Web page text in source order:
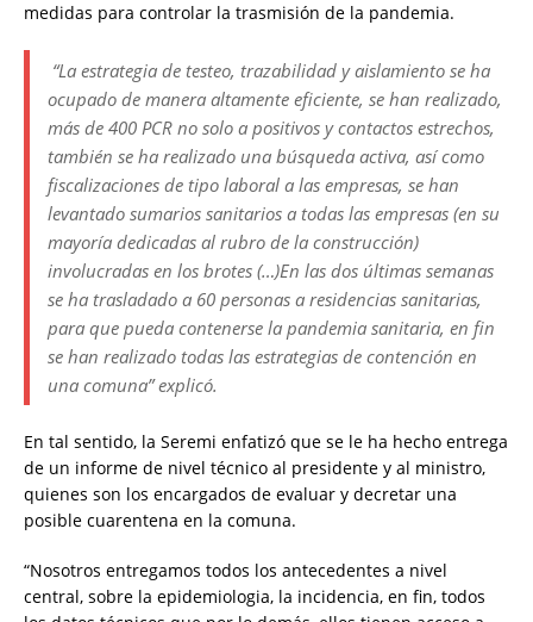
medidas para controlar la trasmisión de la pandemia.
“La estrategia de testeo, trazabilidad y aislamiento se ha
ocupado de manera altamente eficiente, se han realizado,
más de 400 PCR no solo a positivos y contactos estrechos,
también se ha realizado una búsqueda activa, así como
fiscalizaciones de tipo laboral a las empresas, se han
levantado sumarios sanitarios a todas las empresas (en su
mayoría dedicadas al rubro de la construcción)
involucradas en los brotes (…)En las dos últimas semanas
se ha trasladado a 60 personas a residencias sanitarias,
para que pueda contenerse la pandemia sanitaria, en fin
se han realizado todas las estrategias de contención en
una comuna” explicó.
En tal sentido, la Seremi enfatizó que se le ha hecho entrega
de un informe de nivel técnico al presidente y al ministro,
quienes son los encargados de evaluar y decretar una
posible cuarentena en la comuna.
“Nosotros entregamos todos los antecedentes a nivel
central, sobre la epidemiologia, la incidencia, en fin, todos